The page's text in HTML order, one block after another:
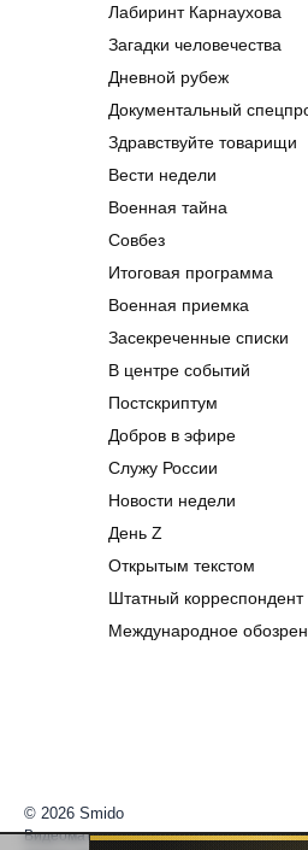
Лабиринт Карнаухова
Загадки человечества
Дневной рубеж
Документальный
Здравствуйте товарищи
Вести недели
Военная тайна
Совбез
Итоговая программа
Военная приемка
Засекреченные списки
В центре событий
Постскриптум
Добров в эфире
Служу России
Новости недели
День Z
Открытым текстом
Штатный корреспондент
Международное
© 2026 Smido
Видеоматериалы встраиваются из